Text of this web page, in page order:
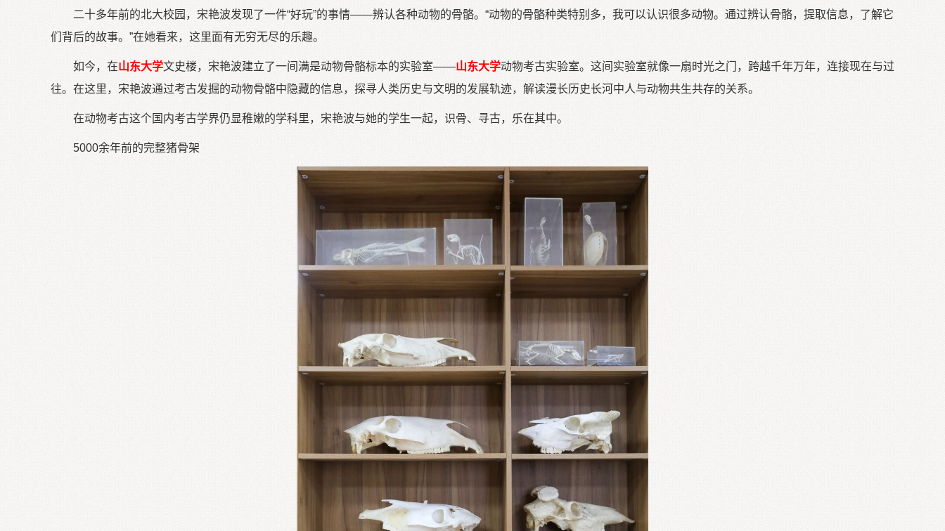
二十多年前的北大校园，宋艳波发现了一件“好玩”的事情——辨认各种动物的骨骼。“动物的骨骼种类特别多，我可以认识很多动物。通过辨认骨骼，提取信息，了解它
们背后的故事。”在她看来，这里面有无穷无尽的乐趣。
如今，在山东大学文史楼，宋艳波建立了一间满是动物骨骼标本的实验室——山东大学动物考古实验室。这间实验室就像一扇时光之门，跨越千年万年，连接现在与过
往。在这里，宋艳波通过考古发掘的动物骨骼中隐藏的信息，探寻人类历史与文明的发展轨迹，解读漫长历史长河中人与动物共生共存的关系。
在动物考古这个国内考古学界仍显稚嫩的学科里，宋艳波与她的学生一起，识骨、寻古，乐在其中。
5000余年前的完整猪骨架